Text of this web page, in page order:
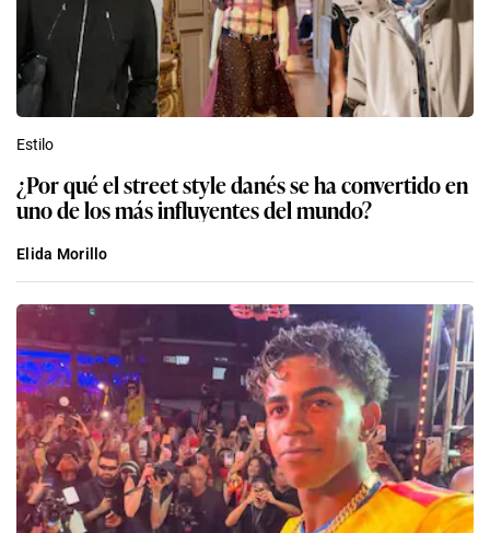
Estilo
¿Por qué el street style danés se ha convertido en
uno de los más influyentes del mundo?
Elida Morillo